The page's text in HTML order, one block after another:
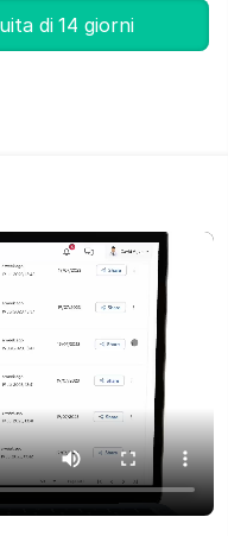
di 14 giorni